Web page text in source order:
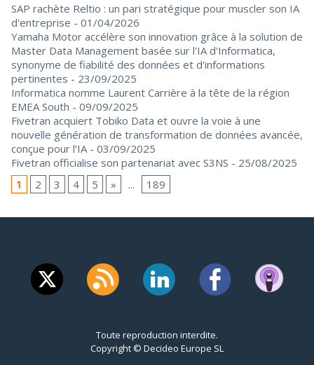
SAP rachète Reltio : un pari stratégique pour muscler son IA
d'entreprise - 01/04/2026
Yamaha Motor accélère son innovation grâce à la solution de
Master Data Management basée sur l'IA d'Informatica,
synonyme de fiabilité des données et d'informations
pertinentes - 23/09/2025
Informatica nomme Laurent Carrière à la tête de la région
EMEA South - 09/09/2025
Fivetran acquiert Tobiko Data et ouvre la voie à une
nouvelle génération de transformation de données avancée,
conçue pour l’IA - 03/09/2025
Fivetran officialise son partenariat avec S3NS - 25/08/2025
1
2 3 4 5 » ... 189
Toute reproduction interdite.
Copyright © Decideo Europe SL